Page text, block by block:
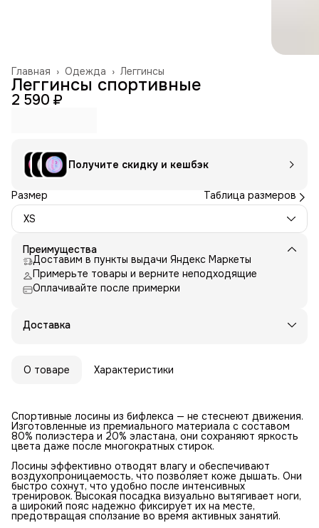
Леггинсы
Одежда ›
Главная ›
Леггинсы спортивные
2 590 ₽
Получите скидку и кешбэк
Размер
Таблица размеров
XS
Преимущества
Доставим в пункты выдачи Яндекс Маркеты
Примерьте товары и верните неподходящие
Оплачивайте после примерки
Доставка
О товаре Характеристики
Спортивные лосины из бифлекса — не стеснеют движения.
Изготовленные из премиального материала с составом
80% полиэстера и 20% эластана, они сохраняют яркость
цвета даже после многократных стирок.
Лосины эффективно отводят влагу и обеспечивают
воздухопроницаемость, что позволяет коже дышать. Они
быстро сохнут, что удобно после интенсивных
тренировок. Высокая посадка визуально вытягивает ноги,
а широкий пояс надежно фиксирует их на месте,
предотвращая сползание во время активных занятий.